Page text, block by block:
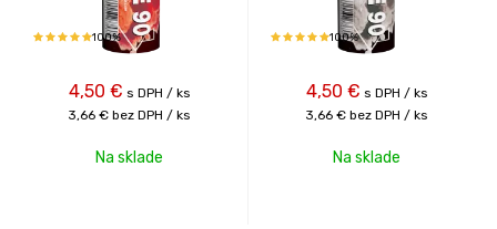
100%
4,50 € s DPH / ks
3,66 € bez DPH / ks
Na sklade
100%
4,50 € s DPH / ks
3,66 € bez DPH / ks
Na sklade